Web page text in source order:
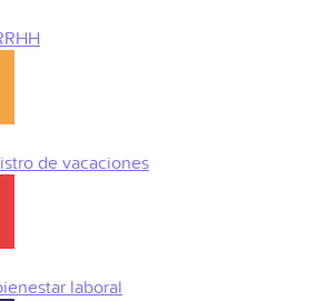
de vacaciones
laboral